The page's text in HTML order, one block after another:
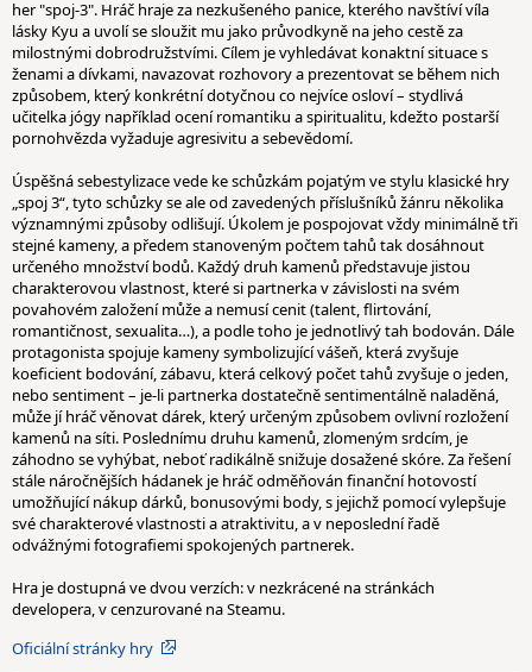
her "spoj-3". Hráč hraje za nezkušeného panice, kterého navštíví víla
lásky Kyu a uvolí se sloužit mu jako průvodkyně na jeho cestě za
milostnými dobrodružstvími. Cílem je vyhledávat konaktní situace s
ženami a dívkami, navazovat rozhovory a prezentovat se během nich
způsobem, který konkrétní dotyčnou co nejvíce osloví – stydlivá
učitelka jógy například ocení romantiku a spiritualitu, kdežto postarší
pornohvězda vyžaduje agresivitu a sebevědomí.
Úspěšná sebestylizace vede ke schůzkám pojatým ve stylu klasické hry
„spoj 3“, tyto schůzky se ale od zavedených příslušníků žánru několika
významnými způsoby odlišují. Úkolem je pospojovat vždy minimálně tři
stejné kameny, a předem stanoveným počtem tahů tak dosáhnout
určeného množství bodů. Každý druh kamenů představuje jistou
charakterovou vlastnost, které si partnerka v závislosti na svém
povahovém založení může a nemusí cenit (talent, flirtování,
romantičnost, sexualita…), a podle toho je jednotlivý tah bodován. Dále
protagonista spojuje kameny symbolizující vášeň, která zvyšuje
koeficient bodování, zábavu, která celkový počet tahů zvyšuje o jeden,
nebo sentiment – je-li partnerka dostatečně sentimentálně naladěná,
může jí hráč věnovat dárek, který určeným způsobem ovlivní rozložení
kamenů na síti. Poslednímu druhu kamenů, zlomeným srdcím, je
záhodno se vyhýbat, neboť radikálně snižuje dosažené skóre. Za řešení
stále náročnějších hádanek je hráč odměňován finanční hotovostí
umožňující nákup dárků, bonusovými body, s jejichž pomocí vylepšuje
své charakterové vlastnosti a atraktivitu, a v neposlední řadě
odvážnými fotografiemi spokojených partnerek.
Hra je dostupná ve dvou verzích: v nezkrácené na stránkách
developera, v cenzurované na Steamu.
Oficiální stránky hry